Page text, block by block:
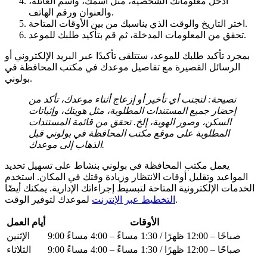
والعنوان ورقم الهاتف.
اختر التاريخ والوقت الذي يناسبك من بين الأوقات المتاحة.
تحقق من المعلومات المدخلة، ثم قم بتأكيد طلبك للموعد.
بمجرد تأكيد طلبك للموعد، ستتلقى تأكيدًا عبر البريد الإلكتروني أو
الرسائل القصيرة مع تفاصيل موعدك في مكتب المحافظة في
بولوني.
نصيحة: لتجنب أي تأخير أو إزعاج أثناء موعدك، تأكد من
إحضار جميع المستندات المطلوبة، مثل هويتك، وإثباتات
السكن، وصور الهوية، إلخ. تحقق من قائمة المستندات
المطلوبة على موقع مكتب المحافظة في بولوني قبل
الذهاب إلى موعدك.
يعمل مكتب المحافظة في بولوني بنشاط على تسهيل تحديد
المواعيد وتقليل أوقات الانتظار وزيادة وقتك في المكان. استخدم
الخدمات الإلكترونية المتاحة لتبسيط إجراءاتك الإدارية. يمكنك أيضًا
التخطيط عبر الإنترنت لموعدك لتوفير الوقت.
أيام العمل
الأوقات
الإثنين
9:00 صباحًا – 12:00 ظهرًا / 1:30 مساءً – 4:00 مساءً
الثلاثاء
9:00 صباحًا – 12:00 ظهرًا / 1:30 مساءً – 4:00 مساءً